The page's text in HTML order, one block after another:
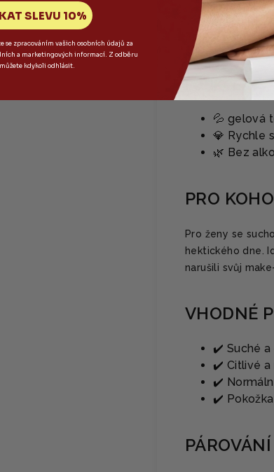
✨ Mořské
stresem
✨
💦 gelová
💎 Rychle
🌿 Bez
PRO
Pro ženy se
hektického dne.
narušili svůj
VHODNÉ
✔️ Suché a
✔️ Citlivé a
✔️
✔️
SLEVU 10%
se zpracováním vašich osobních údajů za
a marketingových informací. Z odběru
kdykoli odhlásit.